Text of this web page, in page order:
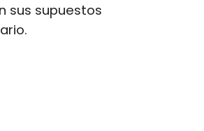
sus supuestos